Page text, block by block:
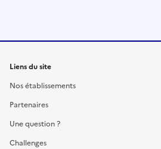
Liens du site
Nos établissements
Partenaires
Une question ?
Challenges